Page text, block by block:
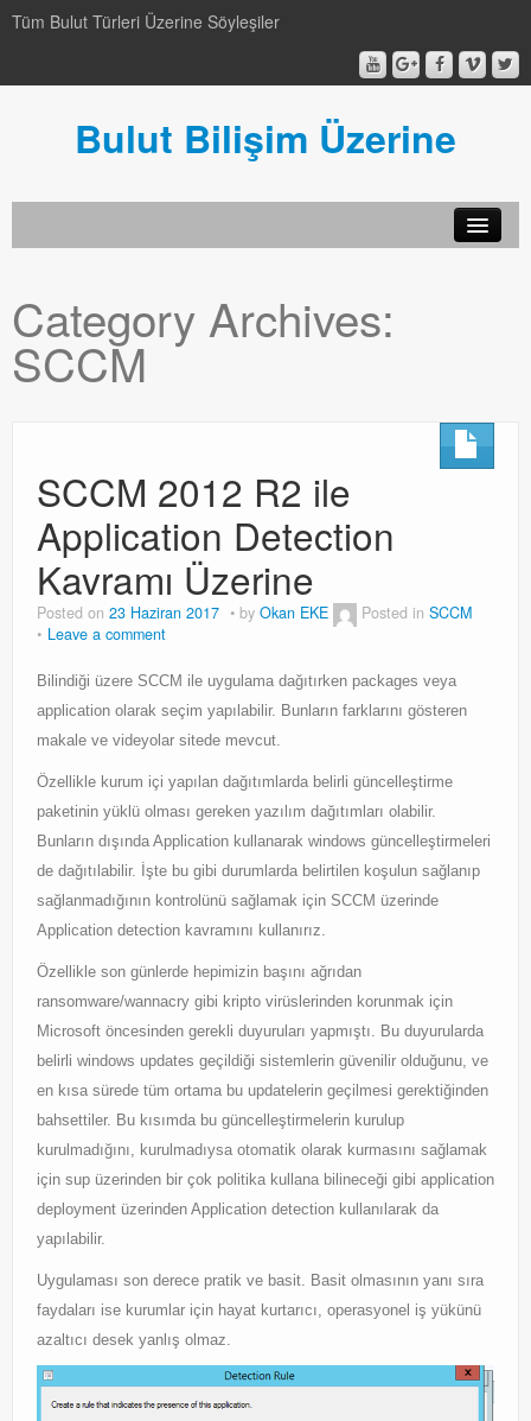
Tüm Bulut Türleri Üzerine Söyleşiler
Bulut Bilişim Üzerine
SCCM
Genel
Video-Webcast-Seminer
Windows Server Family
Windows Server Family
SCOM
Orchestrator
Orchestrator
Watchguard
Watchguard
PHP & MySQL
PHP & MySQL
Exchange
Exchange
Category Archives:
SCCM
SCCM 2012 R2 ile
Application Detection
Kavramı Üzerine
Posted on 23 Haziran 2017 by Okan EKE Posted in SCCM
Leave a comment
Bilindiği üzere SCCM ile uygulama dağıtırken packages veya
application olarak seçim yapılabilir. Bunların farklarını gösteren
makale ve videyolar sitede mevcut.
Özellikle kurum içi yapılan dağıtımlarda belirli güncelleştirme
paketinin yüklü olması gereken yazılım dağıtımları olabilir.
Bunların dışında Application kullanarak windows güncelleştirmeleri
de dağıtılabilir. İşte bu gibi durumlarda belirtilen koşulun sağlanıp
sağlanmadığının kontrolünü sağlamak için SCCM üzerinde
Application detection kavramını kullanırız.
Özellikle son günlerde hepimizin başını ağrıdan
ransomware/wannacry gibi kripto virüslerinden korunmak için
Microsoft öncesinden gerekli duyuruları yapmıştı. Bu duyurularda
belirli windows updates geçildiği sistemlerin güvenilir olduğunu, ve
en kısa sürede tüm ortama bu updatelerin geçilmesi gerektiğinden
bahsettiler. Bu kısımda bu güncelleştirmelerin kurulup
kurulmadığını, kurulmadıysa otomatik olarak kurmasını sağlamak
için sup üzerinden bir çok politika kullana bilineceği gibi application
deployment üzerinden Application detection kullanılarak da
yapılabilir.
Uygulaması son derece pratik ve basit. Basit olmasının yanı sıra
faydaları ise kurumlar için hayat kurtarıcı, operasyonel iş yükünü
azaltıcı desek yanlış olmaz.